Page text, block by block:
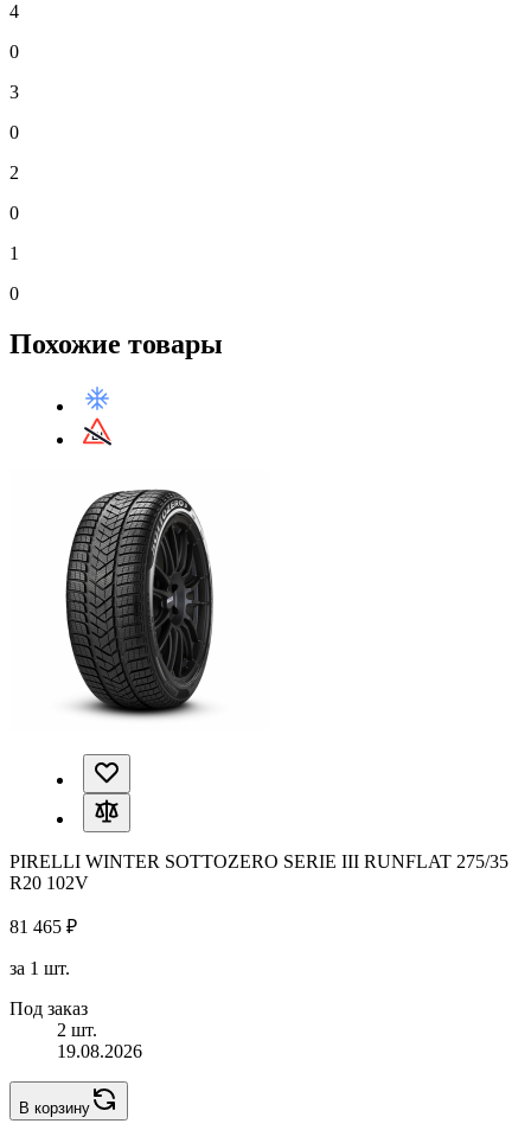
4
0
3
0
2
0
1
0
Похожие товары
PIRELLI WINTER SOTTOZERO SERIE III RUNFLAT 275/35
R20 102V
81 465 ₽
за 1 шт.
Под заказ
2 шт.
19.08.2026
В корзину